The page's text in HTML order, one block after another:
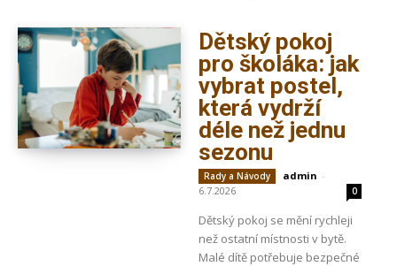
Dětský pokoj
pro školáka: jak
vybrat postel,
která vydrží
déle než jednu
sezonu
Rady a Návody admin -
6.7.2026
0
Dětský pokoj se mění rychleji
než ostatní místnosti v bytě.
Malé dítě potřebuje bezpečné